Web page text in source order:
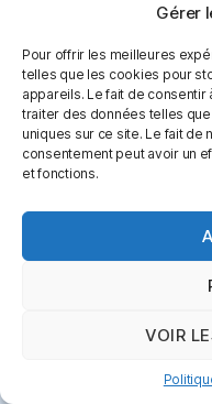
Gérer
Pour offrir les meilleures
telles que les cookies pour
appareils. Le fait de
traiter des données telles
uniques sur ce site. Le fait de
consentement peut avoir un
et fonctions.
VOIR
Connexion
Politique de